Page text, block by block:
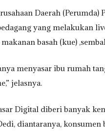
Daerah (Perumda)
yang melakukan
basah (kue)
menyasar ibu rumah
jelasnya.
Digital diberi banyak
diantaranya, konsumen